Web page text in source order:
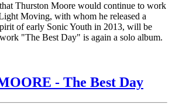
Thurston Moore would continue to work
Moving, with whom he released a
of early Sonic Youth in 2013, will be
"The Best Day" is again a solo album.
- The Best Day